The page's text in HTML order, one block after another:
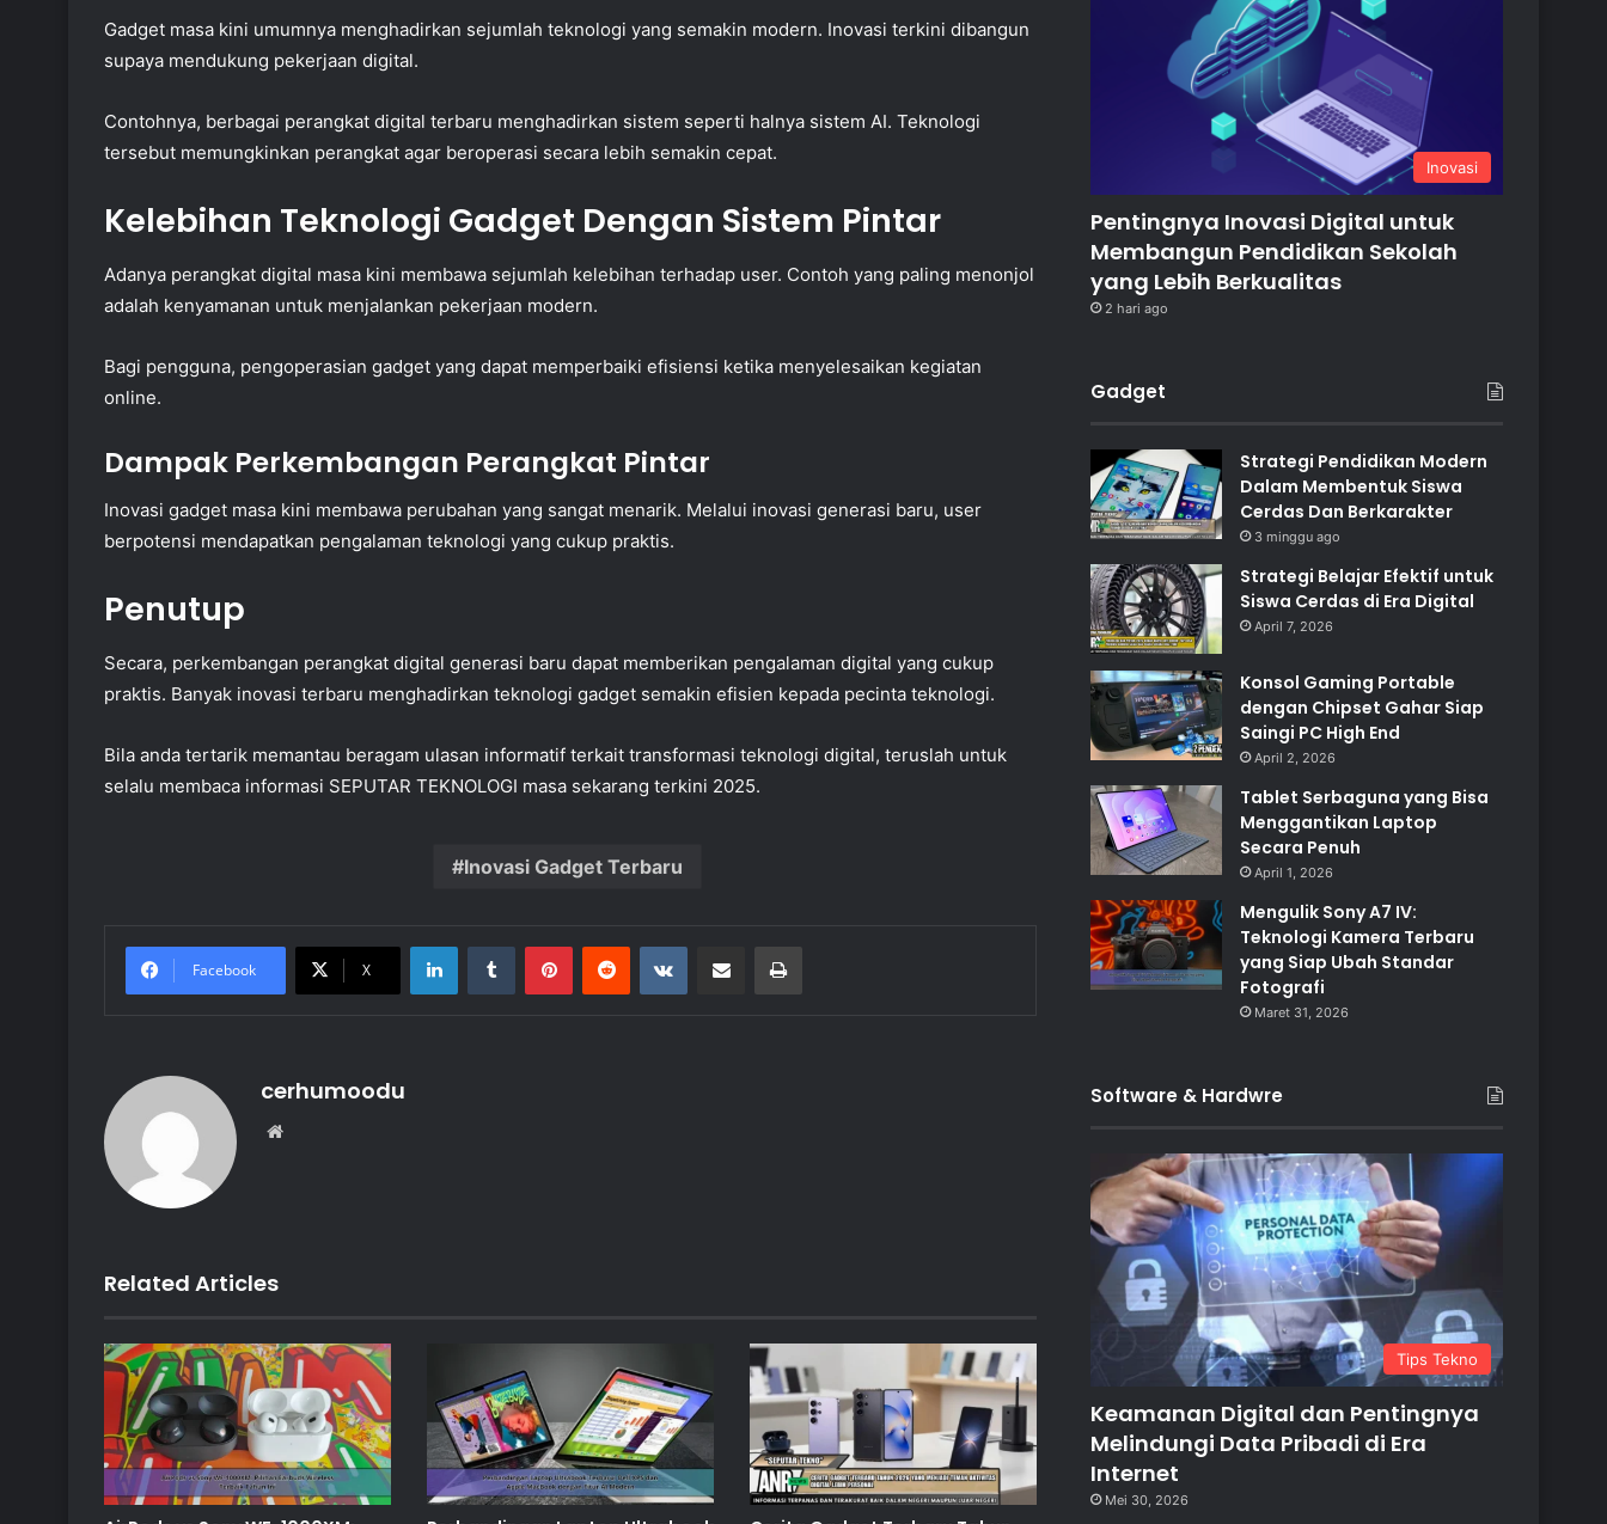
Gadget masa kini umumnya menghadirkan sejumlah teknologi yang semakin modern. Inovasi terkini dibangun
supaya mendukung pekerjaan digital.
Contohnya, berbagai perangkat digital terbaru menghadirkan sistem seperti halnya sistem AI. Teknologi
tersebut memungkinkan perangkat agar beroperasi secara lebih semakin cepat.
Kelebihan Teknologi Gadget Dengan Sistem Pintar
Adanya perangkat digital masa kini membawa sejumlah kelebihan terhadap user. Contoh yang paling menonjol
adalah kenyamanan untuk menjalankan pekerjaan modern.
Bagi pengguna, pengoperasian gadget yang dapat memperbaiki efisiensi ketika menyelesaikan kegiatan
online.
Dampak Perkembangan Perangkat Pintar
Inovasi gadget masa kini membawa perubahan yang sangat menarik. Melalui inovasi generasi baru, user
berpotensi mendapatkan pengalaman teknologi yang cukup praktis.
Penutup
Secara, perkembangan perangkat digital generasi baru dapat memberikan pengalaman digital yang cukup
praktis. Banyak inovasi terbaru menghadirkan teknologi gadget semakin efisien kepada pecinta teknologi.
Bila anda tertarik memantau beragam ulasan informatif terkait transformasi teknologi digital, teruslah untuk
selalu membaca informasi SEPUTAR TEKNOLOGI masa sekarang terkini 2025.
Inovasi Gadget Terbaru
Facebook X
LinkedInTumblr PinterestReddit VKontakteShare via Email Print
cerhumoodu
Related Articles
Inovasi
Pentingnya Inovasi Digital untuk
Membangun Pendidikan Sekolah
yang Lebih Berkualitas
2 hari ago
Gadget
Strategi Pendidikan Modern
Dalam Membentuk Siswa
Cerdas Dan Berkarakter
3 minggu ago
Strategi Belajar Efektif untuk
Siswa Cerdas di Era Digital
April 7, 2026
Konsol Gaming Portable
dengan Chipset Gahar Siap
Saingi PC High End
April 2, 2026
Tablet Serbaguna yang Bisa
Menggantikan Laptop
Secara Penuh
April 1, 2026
Mengulik Sony A7 IV:
Teknologi Kamera Terbaru
yang Siap Ubah Standar
Fotografi
Maret 31, 2026
Software & Hardwre
Tips Tekno
Keamanan Digital dan Pentingnya
Melindungi Data Pribadi di Era
Internet
Mei 30, 2026